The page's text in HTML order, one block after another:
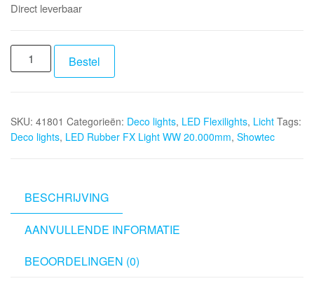
Direct leverbaar
SHOWTEC
LED
Light
WW
Bestel
SKU: 41801 Categorieën: Deco lights, LED Flexilights, Licht Tags:
Deco lights, LED Rubber FX Light WW 20.000mm, Showtec
BESCHRIJVING
AANVULLENDE INFORMATIE
BEOORDELINGEN (0)